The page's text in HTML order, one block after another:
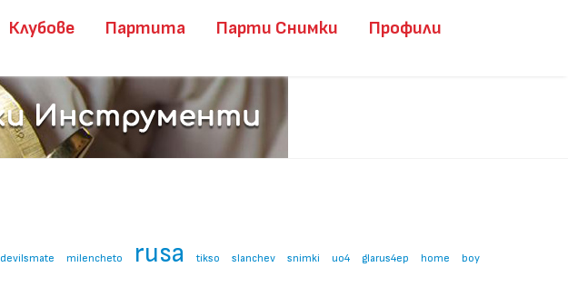
Клубове Партита Парти Снимки Профили
devilsmate milencheto rusa tikso slanchev snimki uo4 glarus4ep home
boy